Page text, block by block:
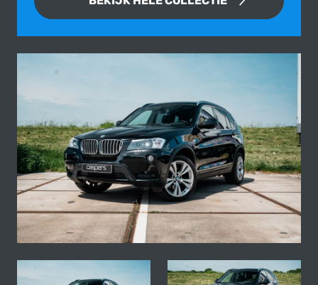
Fotogallerij van deze BMW X3